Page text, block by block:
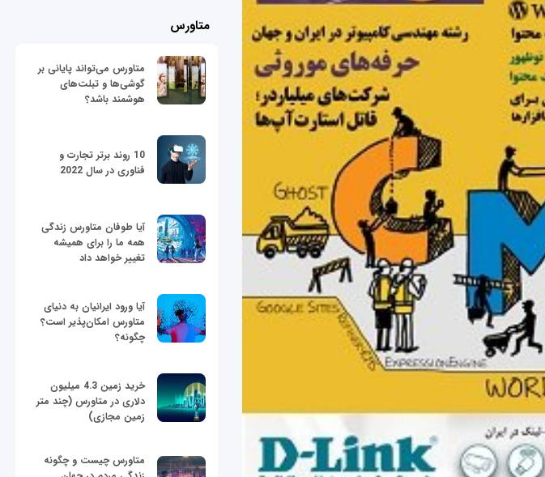
متاورس
متاورس می‌تواند پایانی بر
گوشی‌ها و تبلت‌های
هوشمند باشد؟
10 روند برتر تجارت و
فناوری در سال 2022
آیا طوفان متاورس زندگی
همه ما را برای همیشه
تغییر خواهد داد
آیا ورود ایرانیان به دنیای
متاورس امکان‌پذیر است؟
چگونه؟
خرید زمین 4.3 میلیون
دلاری در متاورس (چند متر
زمین مجازی)
متاورس چیست و چگونه